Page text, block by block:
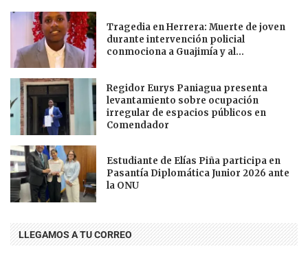
Tragedia en Herrera: Muerte de joven
durante intervención policial
conmociona a Guajimía y al...
Regidor Eurys Paniagua presenta
levantamiento sobre ocupación
irregular de espacios públicos en
Comendador
Estudiante de Elías Piña participa en
Pasantía Diplomática Junior 2026 ante
la ONU
LLEGAMOS A TU CORREO